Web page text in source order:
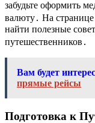
забудьте оформить
валюту․ На
найти полезные
путешественников․
Вам будет
прямые рейсы
Подготовка к